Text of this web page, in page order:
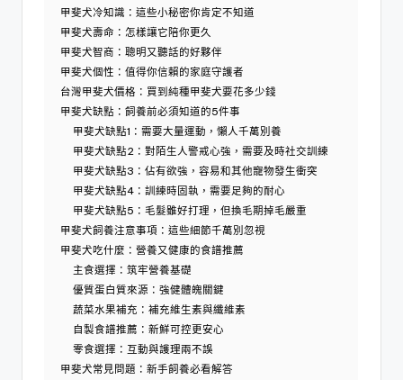
甲斐犬冷知識：這些小秘密你肯定不知道
甲斐犬壽命：怎樣讓它陪你更久
甲斐犬智商：聰明又聽話的好夥伴
甲斐犬個性：值得你信賴的家庭守護者
台灣甲斐犬價格：買到純種甲斐犬要花多少錢
甲斐犬缺點：飼養前必須知道的5件事
甲斐犬缺點1：需要大量運動，懶人千萬別養
甲斐犬缺點2：對陌生人警戒心強，需要及時社交訓練
甲斐犬缺點3：佔有欲強，容易和其他寵物發生衝突
甲斐犬缺點4：訓練時固執，需要足夠的耐心
甲斐犬缺點5：毛髮雖好打理，但換毛期掉毛嚴重
甲斐犬飼養注意事項：這些細節千萬別忽視
甲斐犬吃什麼：營養又健康的食譜推薦
主食選擇：筑牢營養基礎
優質蛋白質來源：強健體魄關鍵
蔬菜水果補充：補充維生素與纖維素
自製食譜推薦：新鮮可控更安心
零食選擇：互動與護理兩不誤
甲斐犬常見問題：新手飼養必看解答